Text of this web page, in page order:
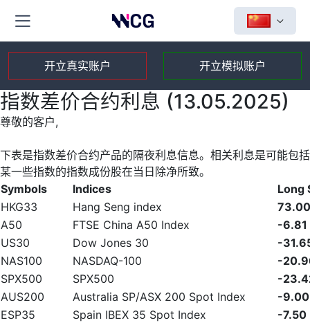
开立真实账户 开立模拟账户
指数差价合约利息 (13.05.2025)
尊敬的客户,
下表是指数差价合约产品的隔夜利息信息。相关利息是可能包括
某一些指数的指数成份股在当日除净所致。
Symbols
Indices
Long
HKG33
Hang Seng index
73.00
A50
FTSE China A50 Index
-6.81
US30
Dow Jones 30
-
NAS100
NASDAQ-100
-
SPX500
SPX500
-
AUS200
Australia SP/ASX 200 Spot Index
-9.00
ESP35
Spain IBEX 35 Spot Index
-7.50